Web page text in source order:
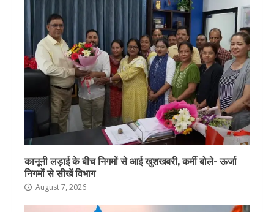
कानूनी लड़ाई के बीच निगमों से आई खुशखबरी, कर्मी बोले- ऊर्जा
निगमों से सीखें विभाग
August 7, 2026